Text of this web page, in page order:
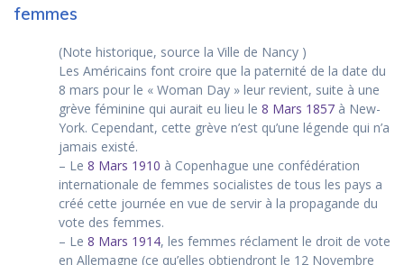
femmes
(Note historique, source la Ville de Nancy )
Les Américains font croire que la paternité de la date du
8 mars pour le « Woman Day » leur revient, suite à une
grève féminine qui aurait eu lieu le 8 Mars 1857 à New-
York. Cependant, cette grève n’est qu’une légende qui n’a
jamais existé.
– Le 8 Mars 1910 à Copenhague une confédération
internationale de femmes socialistes de tous les pays a
créé cette journée en vue de servir à la propagande du
vote des femmes.
– Le 8 Mars 1914, les femmes réclament le droit de vote
en Allemagne (ce qu’elles obtiendront le 12 Novembre